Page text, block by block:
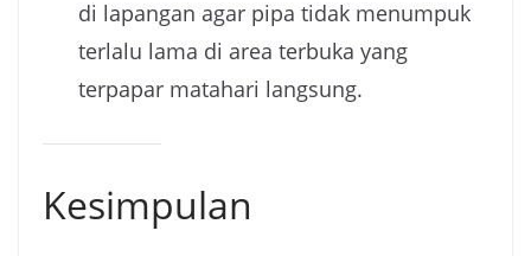
di lapangan agar pipa tidak menumpuk
terlalu lama di area terbuka yang
terpapar matahari langsung.
Kesimpulan